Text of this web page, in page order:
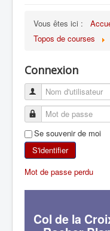
TOUT SUR LE
ESCALADE
ALPINISME
SKI DE
RANDONNÉE
Vous êtes ici :
Topos de courses
Connexion
Se souvenir de moi
S'identifier
Mot de passe perdu
Col de la